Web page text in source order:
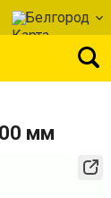
Белгород
мм